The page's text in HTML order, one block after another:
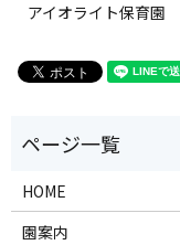
アイオライト保育
HOME
園案内